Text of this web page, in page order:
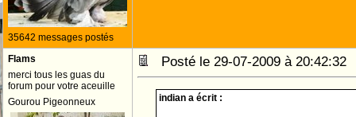
35642 messages postés
Flams
merci tous les guas du
forum pour votre aceuille
Gourou Pigeonneux
Posté le 29-07-2009 à
indian a écrit :